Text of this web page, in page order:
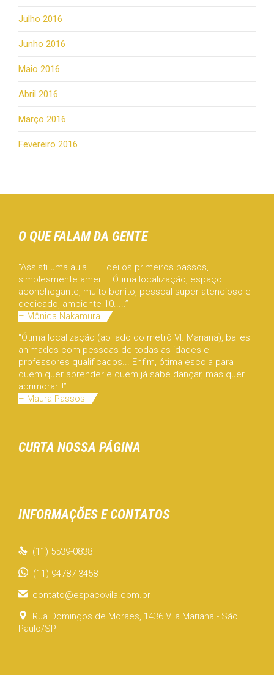
Julho 2016
Junho 2016
Maio 2016
Abril 2016
Março 2016
Fevereiro 2016
O QUE FALAM DA GENTE
“Assisti uma aula.... E dei os primeiros passos,
simplesmente amei.....Ótima localização, espaço
aconchegante, muito bonito, pessoal super atencioso e
dedicado, ambiente 10.....”
– Mônica Nakamura
“Ótima localização (ao lado do metrô Vl. Mariana), bailes
animados com pessoas de todas as idades e
professores qualificados... Enfim, ótima escola para
quem quer aprender e quem já sabe dançar, mas quer
aprimorar!!!”
– Maura Passos
CURTA NOSSA PÁGINA
INFORMAÇÕES E CONTATOS
 (11) 5539-0838
(11) 94787-3458
 contato@espacovila.com.br

Rua Domingos de Moraes, 1436 Vila Mariana - São
Paulo/SP